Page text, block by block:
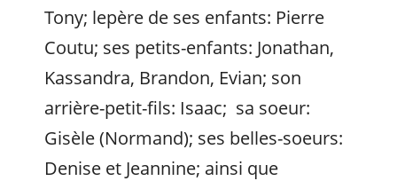
Tony; lepère de ses enfants: Pierre
Coutu; ses petits-enfants: Jonathan,
Kassandra, Brandon, Evian; son
arrière-petit-fils: Isaac; sa soeur:
Gisèle (Normand); ses belles-soeurs:
Denise et Jeannine; ainsi que